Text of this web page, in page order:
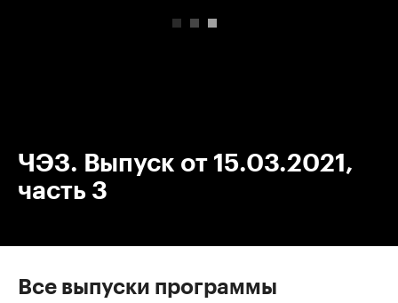
ЧЭЗ. Выпуск от 15.03.2021,
часть 3
Все выпуски программы